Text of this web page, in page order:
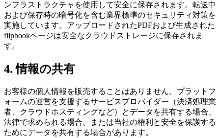
ンフラストラクチャを使用して安全に保存されます。転送中
および保存時の暗号化を含む業界標準のセキュリティ対策を
実施しています。アップロードされたPDFおよび生成された
flipbookページは安全なクラウドストレージに保存されま
す。
4. 情報の共有
お客様の個人情報を販売することはありません。プラットフ
ォームの運営を支援するサービスプロバイダー（決済処理業
者、クラウドホスティングなど）とデータを共有する場合、
法律で求められる場合、または当社の権利と安全を保護する
ためにデータを共有する場合があります。